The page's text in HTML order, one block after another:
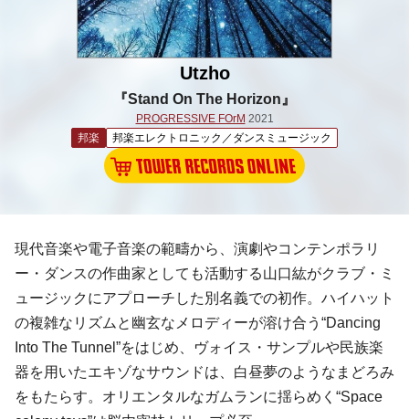
Utzho
『Stand On The Horizon』
PROGRESSIVE FOrM 2021
邦楽
邦楽エレクトロニック／ダンスミュージック
現代音楽や電子音楽の範疇から、演劇やコンテンポラリ
ー・ダンスの作曲家としても活動する山口紘がクラブ・ミ
ュージックにアプローチした別名義での初作。ハイハット
の複雑なリズムと幽玄なメロディーが溶け合う“Dancing
Into The Tunnel”をはじめ、ヴォイス・サンプルや民族楽
器を用いたエキゾなサウンドは、白昼夢のようなまどろみ
をもたらす。オリエンタルなガムランに揺らめく“Space